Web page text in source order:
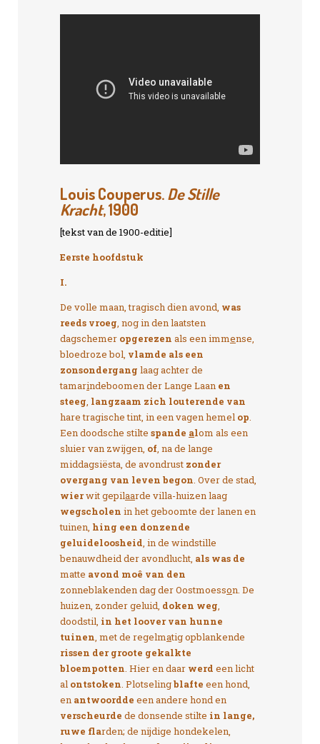
Louis Couperus.De Stille
Kracht, 1900
[tekst van de 1900-editie]
Eerste hoofdstuk
I.
De volle maan, tragisch dien avond, was
reeds vroeg, nog in den laatsten
dagschemer opgerezen als een immense,
bloedroze bol, vlamde als een
zonsondergang laag achter de
tamarindeboomen der Lange Laan en
steeg, langzaam zich louterende van
hare tragische tint, in een vagen hemel op.
Een doodsche stilte spande alom als een
sluier van zwijgen, of, na de lange
middagsiësta, de avondrust zonder
overgang van leven begon. Over de stad,
wierwit gepilaarde villa-huizen laag
wegscholen in het geboomte der lanen en
tuinen, hing een donzende
geluideloosheid, in de windstille
benauwdheid der avondlucht, als was de
matte avond moê van den
zonneblakenden dag der Oostmoesson. De
huizen, zonder geluid, doken weg,
doodstil, in het loover van hunne
tuinen, met de regelmatig opblankende
rissen der groote gekalkte
bloempotten. Hier en daar werd een licht
al ontstoken. Plotselingblafte een hond,
en antwoordde een andere hond en
verscheurde de donsende stilte in lange,
ruwe flarden; de nijdige hondekelen,